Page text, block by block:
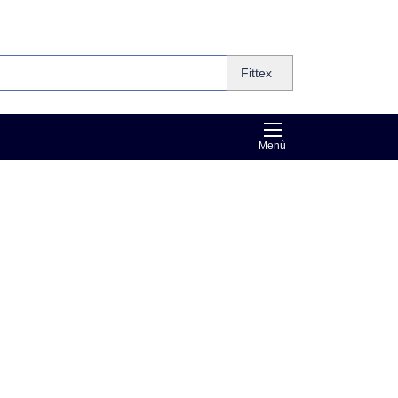
Fittex
Menù